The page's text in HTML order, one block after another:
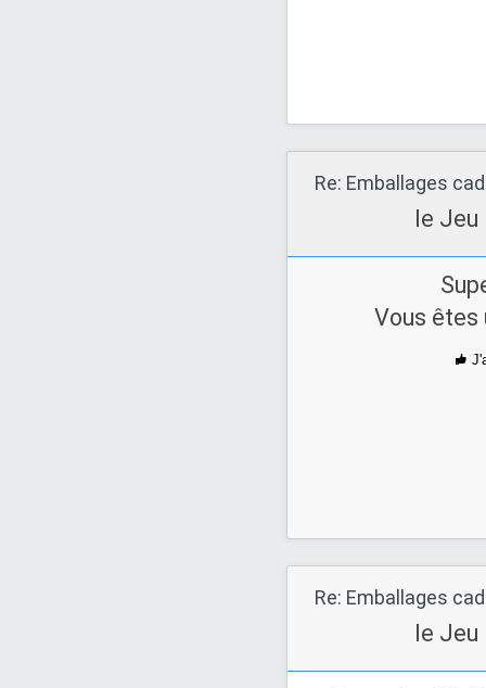
Re: Emballages
le Jeu
Vous
Re: Emballages
le Jeu